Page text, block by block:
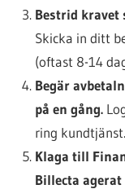
Bestrid
Skicka in ditt
(oftast 8-14
Begär
på en gång.
ring
Klaga till
Billecta